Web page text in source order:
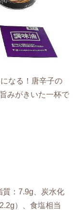
なる！唐辛子の
みがきいた一杯で
質：7.9g、炭水化
）、食塩相当